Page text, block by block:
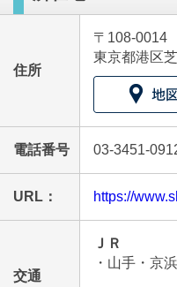
芝国際中学校
ブックマークした学校
ブックマークした学校は
住所
〒108-0014
東京都港区
電話番号 03-3451-
URL： https://
交通
ＪＲ
・山手・京